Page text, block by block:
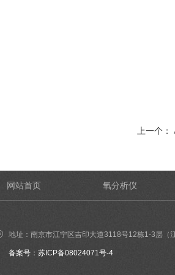
上一个：
网站首页 氧分析仪
地址：南京市江宁区吉印大道3118号12栋1-3层（
备案号：苏ICP备08024071号-4